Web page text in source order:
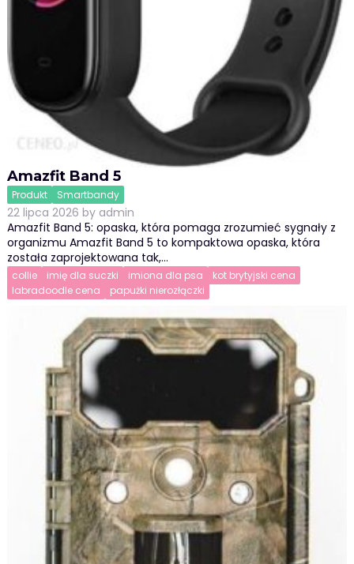
Amazfit Band 5
Produkt Smartbandy
22 lipca 2026 by admin
Amazfit Band 5: opaska, która pomaga zrozumieć sygnały z
organizmu Amazfit Band 5 to kompaktowa opaska, która
została zaprojektowana tak,…
collie imię dla suczki imiona dla psa
kot brytyjski cena
labradoodle cena
papużki nierozłączki